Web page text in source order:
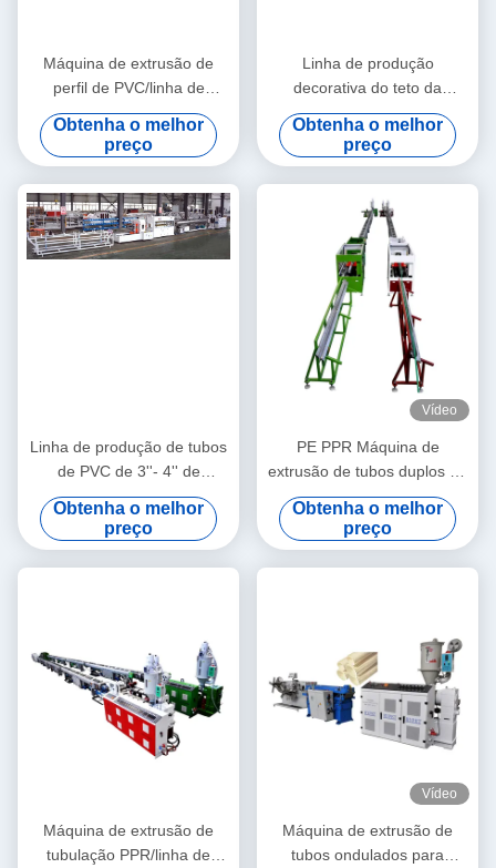
Máquina de extrusão de
perfil de PVC/linha de
extrusão de perfil de PVC
Obtenha o melhor
preço
Linha de produção
decorativa do teto da
máquina da extrusão do
perfil de WPC/WPC
Obtenha o melhor
preço
Linha de produção de tubos
de PVC de 3''- 4'' de
qualidade estável com
extrusora de parafuso duplo
cônico HYZS65/132
Obtenha o melhor
preço
Vídeo
PE PPR Máquina de
extrusão de tubos duplos de
alta velocidade 16 - 32 MM
extrusora de parafuso único
SJ90/33
Obtenha o melhor
preço
Máquina de extrusão de
tubulação PPR/linha de
Vídeo
Máquina de extrusão de
tubos ondulados para